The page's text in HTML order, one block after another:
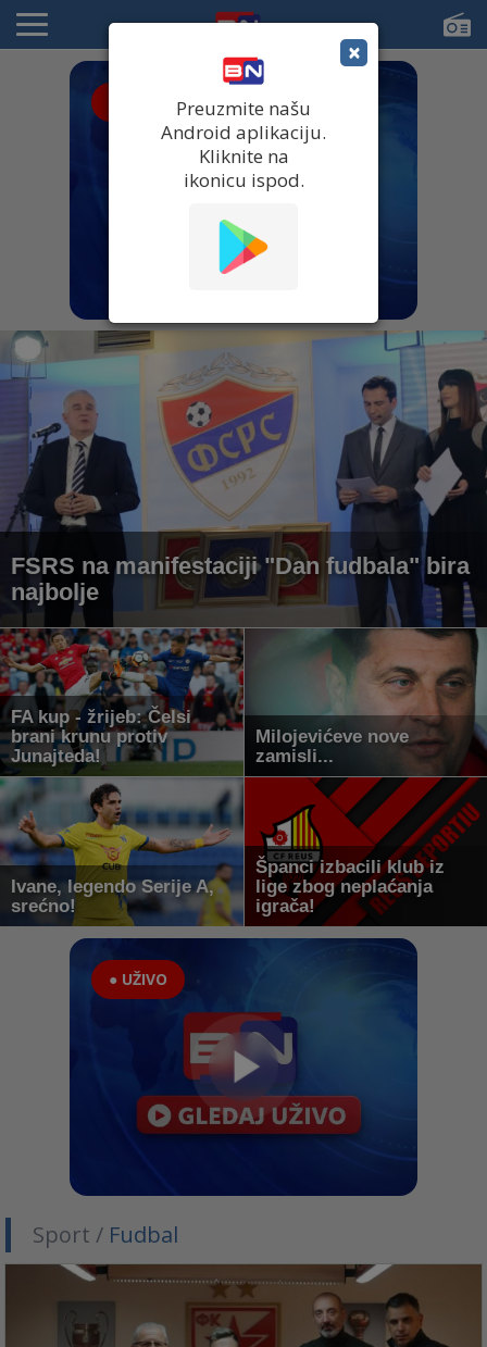
FSRS na manifestaciji "Dan fudbala" bira
najbolje
FA kup - žrijeb: Čelsi
brani krunu protiv
Junajteda!
Milojevićeve nove
zamisli...
Ivane, legendo Serije A,
srećno!
Španci izbacili klub iz
lige zbog neplaćanja
igrača!
● UŽIVO
Sport / Fudbal
×
Preuzmite našu
Android aplikaciju.
Kliknite na
ikonicu ispod.